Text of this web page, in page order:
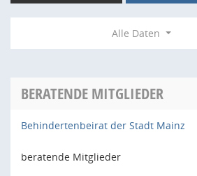
Alle Daten
BERATENDE MITGLIEDER
Behindertenbeirat der Stadt Mainz
beratende Mitglieder